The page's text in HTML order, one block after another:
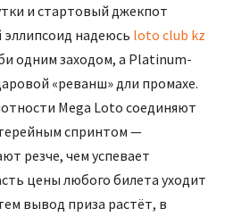
и стартовый джекпот
эллипсоид надеюсь loto club kz
одним заходом, а Platinum-
«реванш» дли промахе.
Mega Loto соединяют
спринтом —
резче, чем успевает
цены любого билета уходит
вывод приза растёт, в